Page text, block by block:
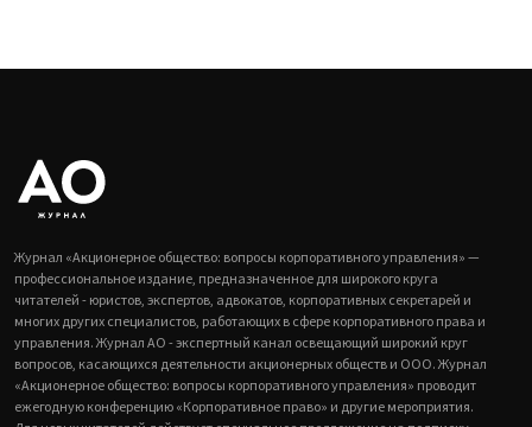
Журнал «Акционерное общество: вопросы корпоративного управления» —
профессиональное издание, предназначенное для широкого круга
читателей - юристов, экспертов, адвокатов, корпоративных секретарей и
многих других специалистов, работающих в сфере корпоративного права и
управления. Журнал АО - экспертный канал освещающий широкий круг
вопросов, касающихся деятельности акционерных обществ и ООО. Журнал
«Акционерное общество: вопросы корпоративного управления» проводит
ежегодную конференцию «Корпоративное право» и другие мероприятия.